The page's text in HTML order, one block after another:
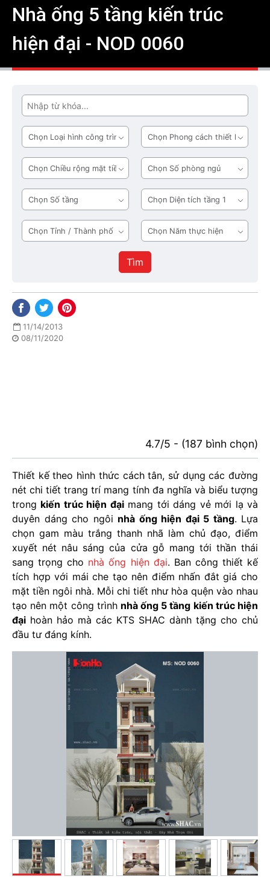
Nhà ống 5 tầng kiến trúc
hiện đại - NOD 0060
Tìm
Loại
hình
công
trình
Phong
cách
thiết
kế
Chiều
rộng
mặt
tiền
Số
phòng
ngủ
Số
tầng
Diện
tích
tầng
1
Tỉnh
/
Năm
thực
hiện
Tìm
11/14/2013
08/11/2020
4.7/5 - (187 bình chọn)
Thiết kế theo hình thức cách tân, sử dụng các đường
nét chi tiết trang trí mang tính đa nghĩa và biểu tượng
trong kiến trúc hiện đạimang tới dáng vẻ mới lạ và
duyên dáng cho ngôi nhà ống hiện đại 5 tầng. Lựa
chọn gam màu trắng thanh nhã làm chủ đạo, điểm
xuyết nét nâu sáng của cửa gỗ mang tới thần thái
sang trọng cho nhà ống hiện đại. Ban công thiết kế
tích hợp với mái che tạo nên điểm nhấn đắt giá cho
mặt tiền ngôi nhà. Mỗi chi tiết như hòa quện vào nhau
tạo nên một công trình nhà ống 5 tầng kiến trúc hiện
đại hoàn hảo mà các KTS SHAC dành tặng cho chủ
đầu tư đáng kính.